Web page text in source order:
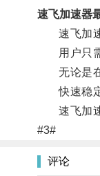
速飞加速器
速飞加速
用户只需
无论是在
快速稳定
速飞加速
#3#
评论